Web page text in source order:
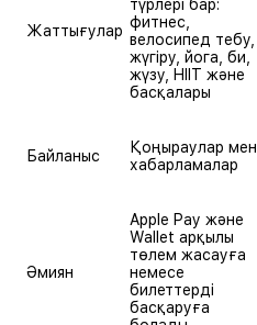
Жаттығулар
түрлері бар:
фитнес,
велосипед тебу,
жүгіру, йога, би,
жүзу, HIIT және
басқалары
Байланыс
Қоңыраулар мен
хабарламалар
Әмиян
Apple Pay және
Wallet арқылы
төлем жасауға
немесе
билеттерді
басқаруға